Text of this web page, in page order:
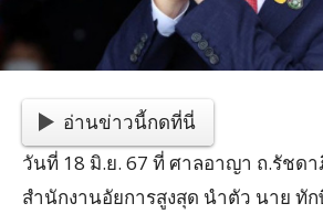
อ่านข่าวนี้กดที่นี่
วันที่ 18 มิ.ย. 67 ที่ ศาลอาญา ถ.รัชด
สำนักงานอัยการสูงสุด นำตัว นาย ทั